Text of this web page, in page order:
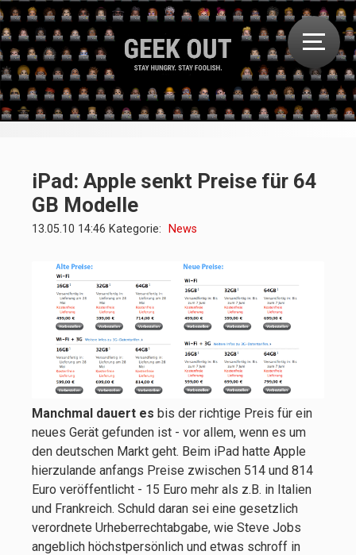
iPad: Apple senkt Preise für 64
GB Modelle
13.05.10 14:46 Kategorie: News
Manchmal dauert es bis der richtige Preis für ein
neues Gerät gefunden ist - vor allem, wenn es um
den deutschen Markt geht. Beim iPad hatte Apple
hierzulande anfangs Preise zwischen 514 und 814
Euro veröffentlicht - 15 Euro mehr als z.B. in Italien
und Frankreich. Schuld daran sei eine gesetzlich
verordnete Urheberrechtabgabe, wie Steve Jobs
angeblich höchstpersönlich und etwas schroff in